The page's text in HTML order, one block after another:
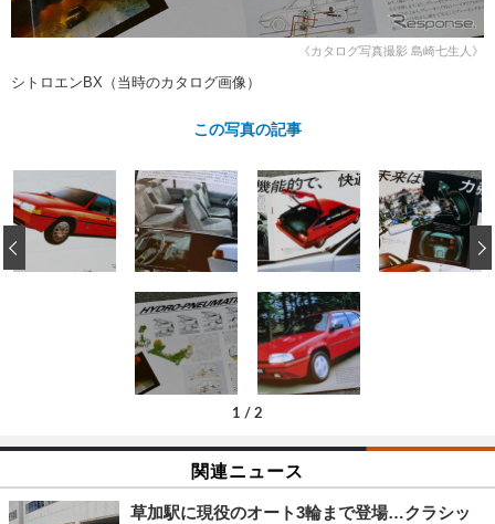
クト
ショップレポート プロショップ検索
レストア
カーメーカー「旧車」関連プロジ
イベント
《カタログ写真撮影 島崎七生人》
シトロエンBX（当時のカタログ画像）
この写真の記事
1 / 2
‹
関連ニュース
草加駅に現役のオート3輪まで登場…クラシッ